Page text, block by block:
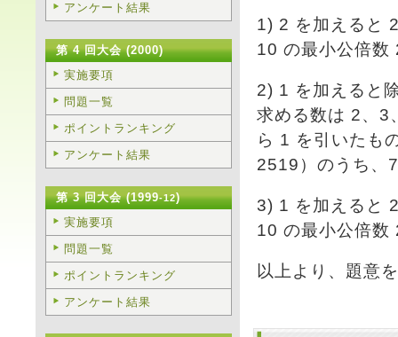
1) 2 を加えると
10 の最小公倍
2) 1 を加えると
求める数は 2、3
ら 1 を引いたも
2519）のうち、
3) 1 を加えると
10 の最小公倍
以上より、題意
アンケート結果
第 4 回大会 (2000)
実施要項
問題一覧
ポイントランキング
アンケート結果
第 3 回大会 (1999-12)
実施要項
問題一覧
ポイントランキング
アンケート結果